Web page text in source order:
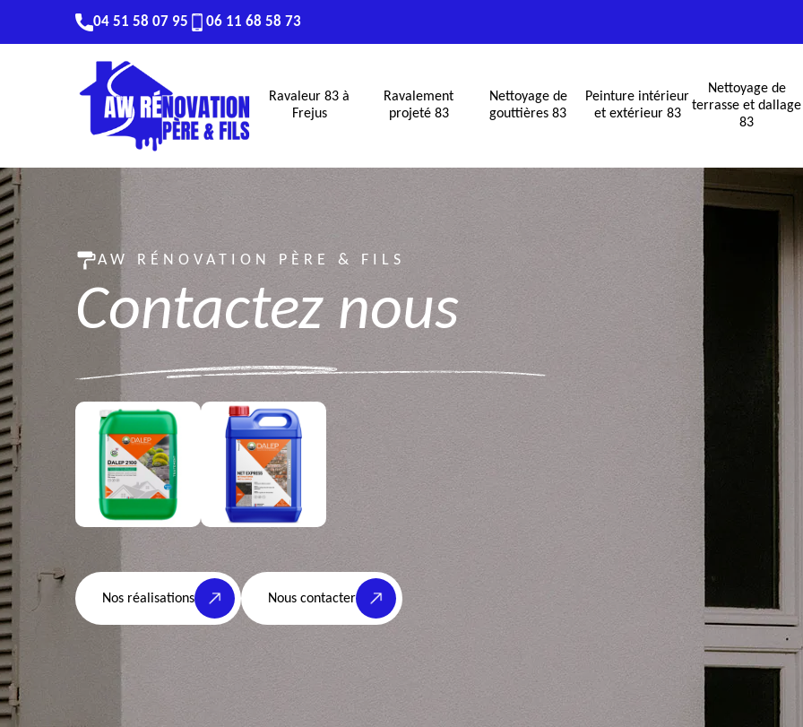
04 51 58 07 95 06 11 68 58 73
Ravaleur 83 à
Frejus
Ravalement
projeté 83
Nettoyage de
gouttières 83
Peinture intérieur
et extérieur 83
Nettoyage de
terrasse et dallage
83
AW RÉNOVATION PÈRE & FILS
Contactez nous
Nos réalisations Nous contacter